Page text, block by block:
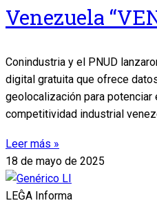
Venezuela
Conindustria y el PNUD
digital gratuita que ofrece
geolocalización para
competitividad industrial
Leer más »
18 de mayo de 2025
LEĜA Informa